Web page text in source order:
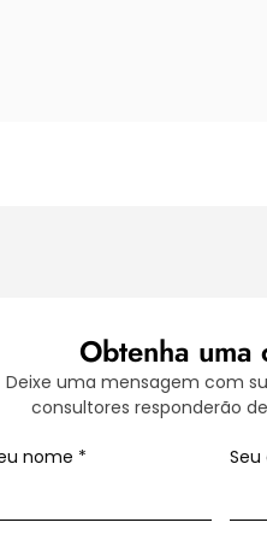
Obtenha uma
Deixe uma mensagem com
consultores responderão
nome *